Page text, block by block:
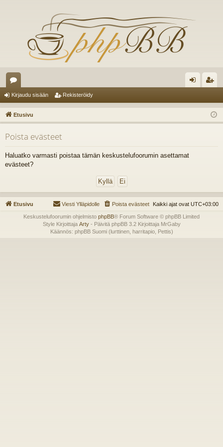
es
ku
st
el
ua
t
au
du
ist
er
Kirjaudu sisään Rekisteröidy
Etusivu
Poista evästeet
Haluatko varmasti poistaa tämän keskustelufoorumin asettamat
evästeet?
Etusivu Kaikki ajat ovat UTC+03:00
Poista evästeet
Viesti Ylläpidolle
Keskustelufoorumin ohjelmisto phpBB® Forum Software © phpBB Limited
Style Kirjoittaja Arty- Päivitä phpBB 3.2 Kirjoittaja MrGaby
Käännös: phpBB Suomi (lurttinen, harritapio, Pettis)